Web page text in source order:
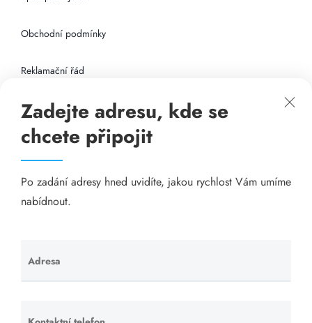
Obchodní podmínky
Reklamační řád
Připojení k internetu
Odkazy
Katalog A-seznam.cz
Visací zámky - TOKOZ
Zadejte adresu, kde se
chcete připojit
Po zadání adresy hned uvidíte, jakou rychlost Vám umíme
nabídnout.
Adresa
Ponechte
toto pole